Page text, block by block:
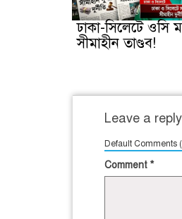
ঢাকা-সিলেটে ওসি
সীমাহীন তাণ্ডব!
Leave a reply
Default Comments
Comment *